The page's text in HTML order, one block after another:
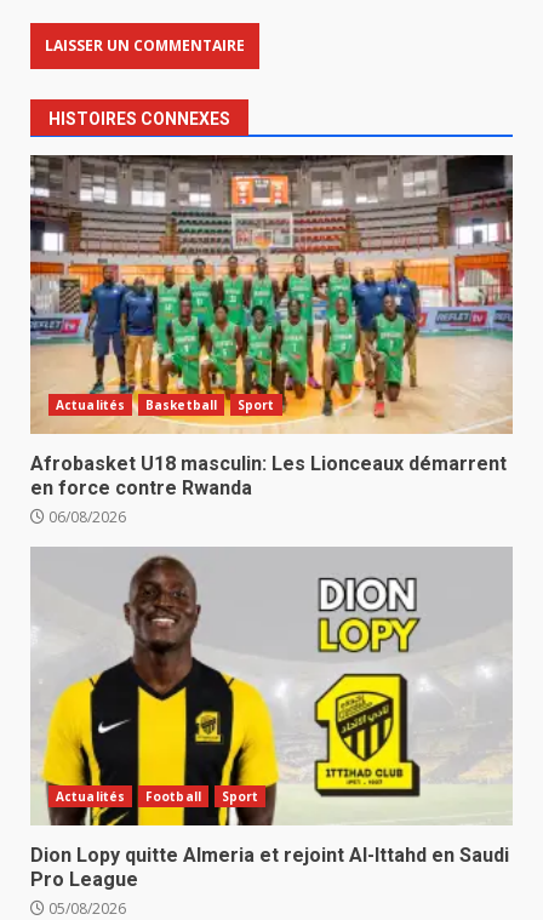
HISTOIRES CONNEXES
Actualités Basketball Sport
Afrobasket U18 masculin: Les Lionceaux démarrent
en force contre Rwanda
06/08/2026
Actualités Football Sport
Dion Lopy quitte Almeria et rejoint Al-Ittahd en Saudi
Pro League
05/08/2026